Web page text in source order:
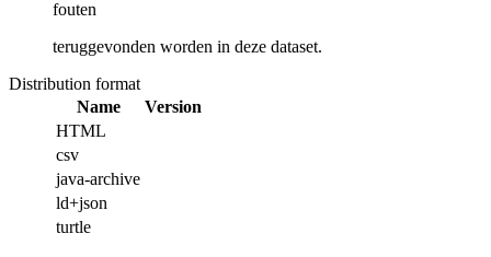
fouten
teruggevonden worden in deze dataset.
Distribution format
Name
Version
HTML
csv
java-archive
ld+json
turtle